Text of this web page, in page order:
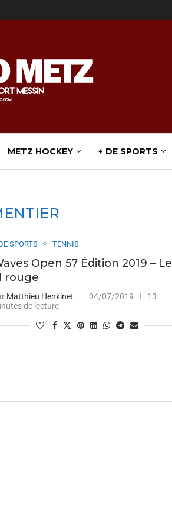
METZ HOCKEY + DE SPORTS
SPORTS TENNIS
Open 57 Édition 2019 – Le
rouge
Matthieu Henkinet 04/07/2019
13
de lecture